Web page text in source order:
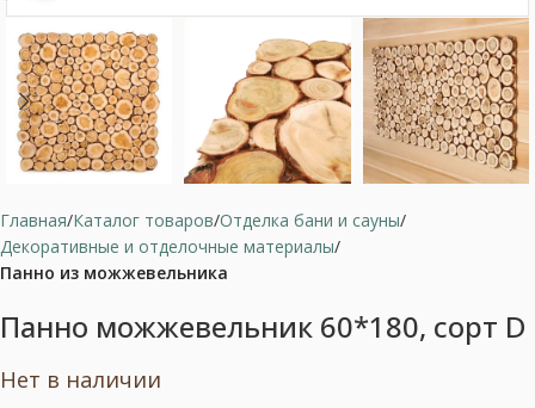
Главная Каталог товаров Отделка бани и сауны
Декоративные и отделочные материалы
Панно из можжевельника
Панно можжевельник 60*180, сорт D
Нет в наличии